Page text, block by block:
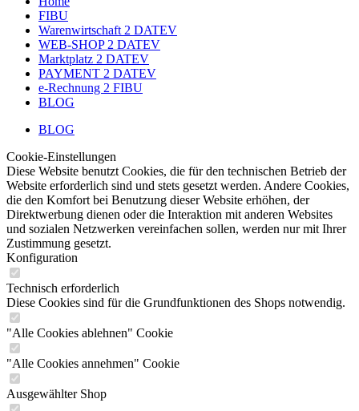
FIBU
Warenwirtschaft 2 DATEV
WEB-SHOP 2 DATEV
Marktplatz 2 DATEV
PAYMENT 2 DATEV
e-Rechnung 2 FIBU
BLOG
BLOG
Cookie-Einstellungen
Diese Website benutzt Cookies, die für den technischen Betrieb der
Website erforderlich sind und stets gesetzt werden. Andere Cookies,
die den Komfort bei Benutzung dieser Website erhöhen, der
Direktwerbung dienen oder die Interaktion mit anderen Websites
und sozialen Netzwerken vereinfachen sollen, werden nur mit Ihrer
Zustimmung gesetzt.
Konfiguration
Technisch erforderlich
Diese Cookies sind für die Grundfunktionen des Shops notwendig.
"Alle Cookies ablehnen" Cookie
"Alle Cookies annehmen" Cookie
Ausgewählter Shop